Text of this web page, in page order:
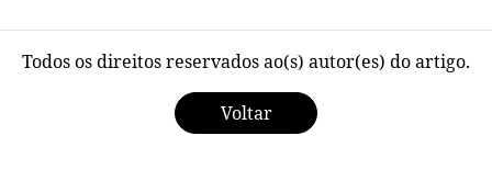
Todos os direitos reservados ao(s) autor(es) do artigo.
Voltar